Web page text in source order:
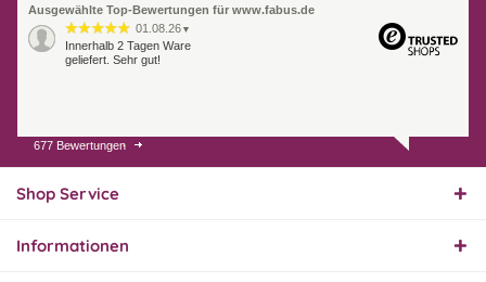
Ausgewählte Top-Bewertungen für www.fabus.de
01.08.26 ▼
Innerhalb 2 Tagen Ware
geliefert. Sehr gut!
31.07.26
Super schnelle Lieferung,
hervorragend. Gerne
677 Bewertungen
Shop Service
Informationen